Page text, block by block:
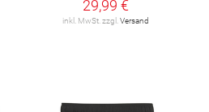
29,99 €
inkl. MwSt. zzgl. Versand